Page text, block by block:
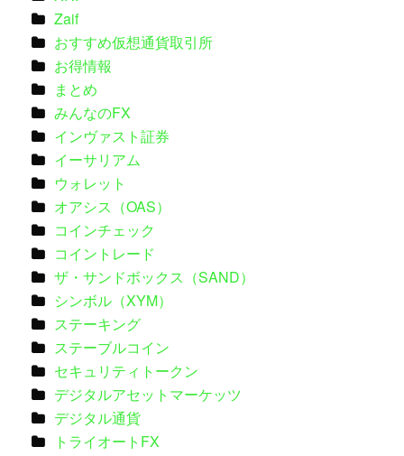
Zaif
おすすめ仮想通貨取引所
お得情報
まとめ
みんなのFX
インヴァスト証券
イーサリアム
ウォレット
オアシス（OAS）
コインチェック
コイントレード
ザ・サンドボックス（SAND）
シンボル（XYM）
ステーキング
ステーブルコイン
セキュリティトークン
デジタルアセットマーケッツ
デジタル通貨
トライオートFX